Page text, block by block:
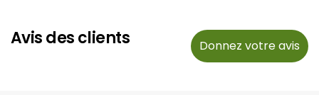
Avis des clients Donnez votre avis